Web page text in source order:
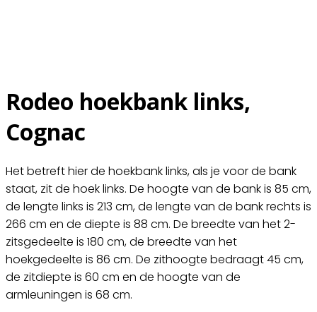
Rodeo hoekbank links,
Cognac
Het betreft hier de hoekbank links, als je voor de bank
staat, zit de hoek links. De hoogte van de bank is 85 cm,
de lengte links is 213 cm, de lengte van de bank rechts is
266 cm en de diepte is 88 cm. De breedte van het 2-
zitsgedeelte is 180 cm, de breedte van het
hoekgedeelte is 86 cm. De zithoogte bedraagt 45 cm,
de zitdiepte is 60 cm en de hoogte van de
armleuningen is 68 cm.